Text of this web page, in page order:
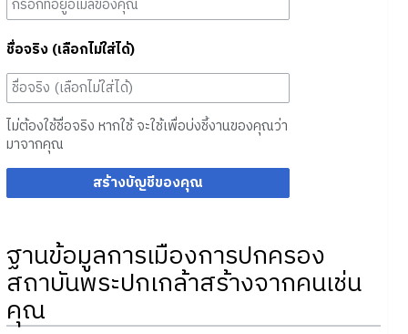
ชื่อจริง (เลือกไม่ใส่ได้)
ไม่ต้องใช้ชื่อจริง หากใช้ จะใช้เพื่อบ่งชี้งานของคุณว่า
มาจากคุณ
สร้างบัญชีของคุณ
ฐานข้อมูลการเมืองการปกครอง
สถาบันพระปกเกล้าสร้างจากคนเช่น
คุณ